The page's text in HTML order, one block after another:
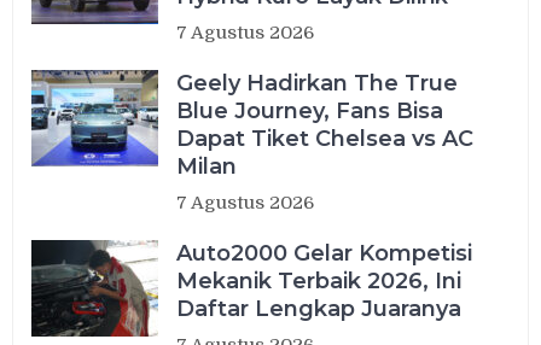
7 Agustus 2026
Geely Hadirkan The True
Blue Journey, Fans Bisa
Dapat Tiket Chelsea vs AC
Milan
7 Agustus 2026
Auto2000 Gelar Kompetisi
Mekanik Terbaik 2026, Ini
Daftar Lengkap Juaranya